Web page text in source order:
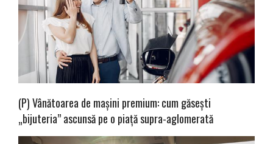
(P) Vânătoarea de mașini premium: cum găsești
„bijuteria” ascunsă pe o piață supra-aglomerată